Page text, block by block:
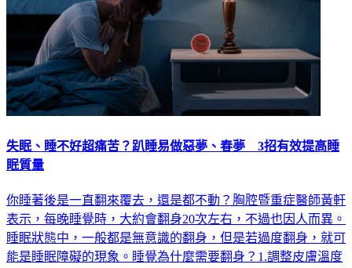
眠質量
表示，每晚睡覺時，大約會翻身20次左右，不過也因人而異。
睡眠狀態中，一般都是無意識的翻身，但是若過度翻身，就可
能是睡眠障礙的現象。睡覺為什麼需要翻身？1.調整皮膚溫度
身體與寢具一直以同一面接觸，導致這一面的皮膚聚集熱量，